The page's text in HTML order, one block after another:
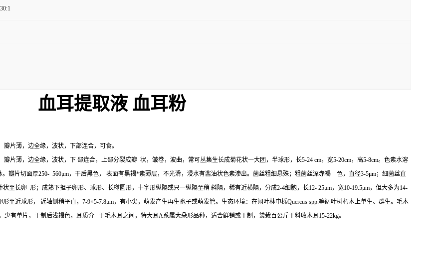
血耳提取液 血耳粉
片薄，边全缘，波状，下部连合，可食。
片薄，边全缘，波状，下 部连合，上部分裂成瓣 状，皱卷，波曲，常可丛集生长成菊花状一大团，半球形，长5-24 cm，宽5-20cm，高5-8cm。色素水溶
瓣片切面厚250- 560μm，干后黑色， 表面有黑褐*素薄层，不光滑，浸水有酱油状色素渗出。菌丝粗细悬殊；粗菌丝深赤褐 色，直径3-5μm；细菌丝直
至长卵 形；成熟下担子卵形、球形、长椭圆形，十字形纵隔或只一纵隔至稍 斜隔，稀有近横隔，分成2-4细胞，长12- 25μm，宽10-19.5μm，但大多为14-
形至近球形， 近轴侧稍平直，7-9×5-7.8μm，有小尖，萌发产生再生孢子或萌发管。生态环境：在阔叶林中栎Quercus spp.等阔叶树朽木上单生、群生。毛木
有单片，干制后浅褐色，耳质介 于毛木耳之间，特大耳A系属大朵形品种，适合鲜销或干制，袋栽百公斤干料收木耳15-22kg。